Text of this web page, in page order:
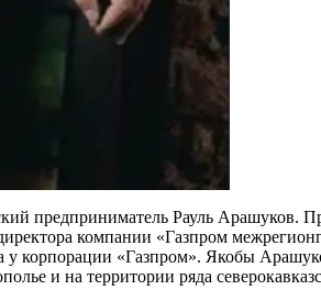
предприниматель Рауль Арашуков.
компании «Газпром
корпорации «Газпром». Якобы
и на территории ряда